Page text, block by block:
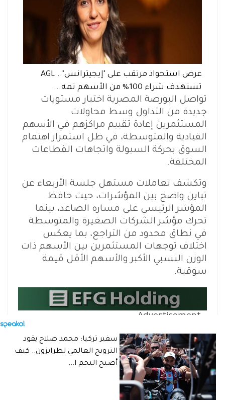
عرض استحواذ مرتقب على "إيجيترانس".. AGL
تستهدف شراء 100% من الأسهم تمه...
تواصل البورصة المصرية اختبار مستويات
جديدة من التداول وسط محاولات
المستثمرين إعادة تقييم مراكزهم في الأسهم
القيادية والمتوسطة، في ظل استمرار اهتمام
السوق بحركة السيولة واتجاهات القطاعات
المختلفة.
وتكشف تعاملات مستهل جلسة الأربعاء عن
تباين واضح بين المؤشرات، حيث حافظ
المؤشر الرئيسي على مساره الصاعد، بينما
تحرك مؤشر الشركات الصغيرة والمتوسطة
في نطاق محدود من التراجع، بما يعكس
اختلاف توجهات المستثمرين بين الأسهم ذات
الوزن النسبي الأكبر والأسهم الأقل قيمة
سوقية.
وتأتي هذه التحركات في وقت تظل فيه أحجام
التداول ورأس المال السوقي من أبرز
المؤشرات التي تحدد قوة الاتجاه العام للسوق
خلال الفترة المقبلة.
اقرأ ايضًا
سفير تركيا: محمد صلاح يقود
الترويج العالمي لطرابزون.. كيف
أصبح النجم ا...